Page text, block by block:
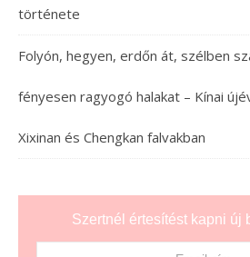
története
Folyón, hegyen, erdőn át, szélben
fényesen ragyogó halakat – Kínai
Xixinan és Chengkan falvakban
Szertnél értesítést kapni új